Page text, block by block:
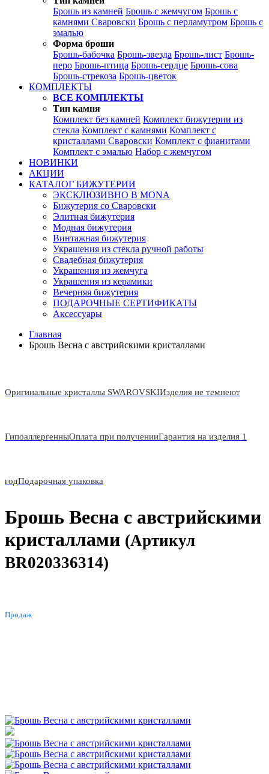
Брошь из камней Брошь с жемчугом Брошь с
камнями Сваровски Брошь с перламутром Брошь с
эмалью
Форма броши
Брошь-бабочка Брошь-звезда Брошь-лист Брошь-
перо Брошь-птица Брошь-сердце Брошь-сова
Брошь-стрекоза Брошь-цветок
КОМПЛЕКТЫ
ВСЕ КОМПЛЕКТЫ
Тип камня
Комплект без камней Комплект бижутерии из
стекла Комплект с камнями Комплект с
кристаллами Сваровски Комплект с фианитами
Комплект с эмалью Набор с жемчугом
НОВИНКИ
АКЦИИ
КАТАЛОГ БИЖУТЕРИИ
ЭКСКЛЮЗИВНО В MONA
Бижутерия со Сваровски
Элитная бижутерия
Модная бижутерия
Винтажная бижутерия
Украшения из стекла ручной работы
Свадебная бижутерия
Украшения из жемчуга
Украшения из керамики
Вечерняя бижутерия
ПОДАРОЧНЫЕ СЕРТИФИКАТЫ
Аксессуары
Главная
Брошь Весна с австрийскими кристаллами
Оригинальные кристаллы SWAROVSKIИзделия не темнеют
ГипоаллергенныОплата при полученииГарантия на изделия 1
годПодарочная упаковка
Брошь Весна с австрийскими
кристаллами (Артикул
BR020336314)
Продаж